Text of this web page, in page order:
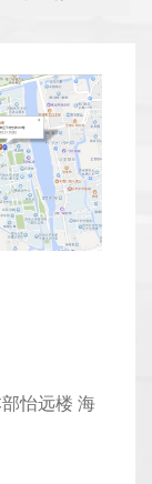
怡远楼 海